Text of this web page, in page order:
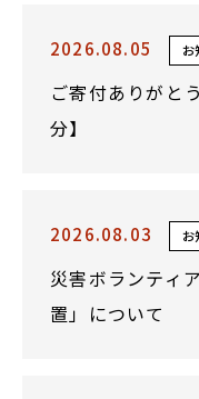
2026.08.05 お
ご寄付ありがと
分】
2026.08.03 お
災害ボランティ
置」について